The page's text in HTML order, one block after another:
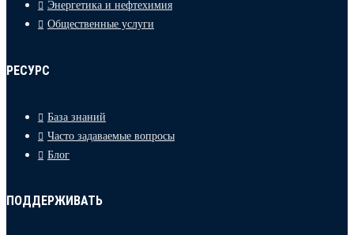
Энергетика и нефтехимия
Общественные услуги
РЕСУРС
База знаний
Часто задаваемые вопросы
Блог
ПОДДЕРЖИВАТЬ